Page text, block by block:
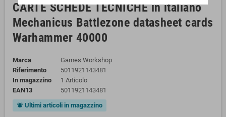
CARTE SCHEDE TECNICHE in italiano
Mechanicus Battlezone datasheet cards
Warhammer 40000
Marca
Games Workshop
Riferimento
5011921143481
In magazzino
1 Articolo
EAN13
5011921143481
notifications_active Ultimi articoli in magazzino